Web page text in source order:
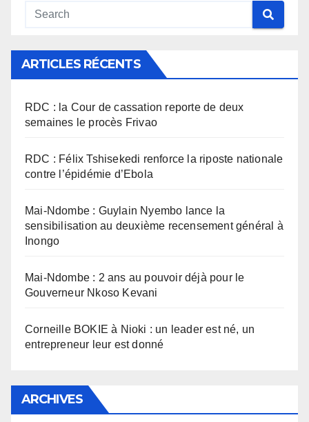
ARTICLES RÉCENTS
RDC : la Cour de cassation reporte de deux
semaines le procès Frivao
RDC : Félix Tshisekedi renforce la riposte nationale
contre l’épidémie d’Ebola
Mai-Ndombe : Guylain Nyembo lance la
sensibilisation au deuxième recensement général à
Inongo
Mai-Ndombe : 2 ans au pouvoir déjà pour le
Gouverneur Nkoso Kevani
Corneille BOKIE à Nioki : un leader est né, un
entrepreneur leur est donné
ARCHIVES